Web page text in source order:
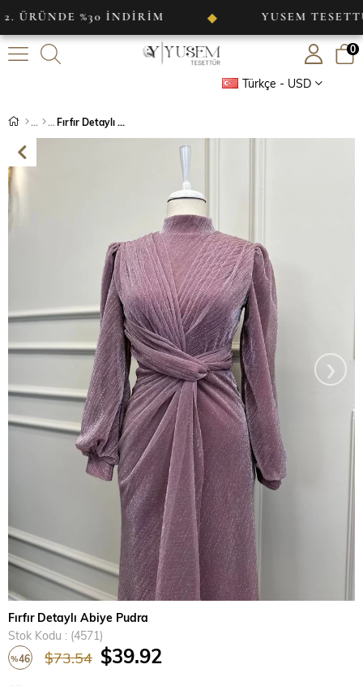
%30 İNDİRİM ◆ YUSEM TESETTÜR
Türkçe - USD
0
Fırfır Detaylı Abiye Pudra
›
Fırfır Detaylı Abiye Pudra
Stok Kodu
(4571)
%46 $73.54 $39.92